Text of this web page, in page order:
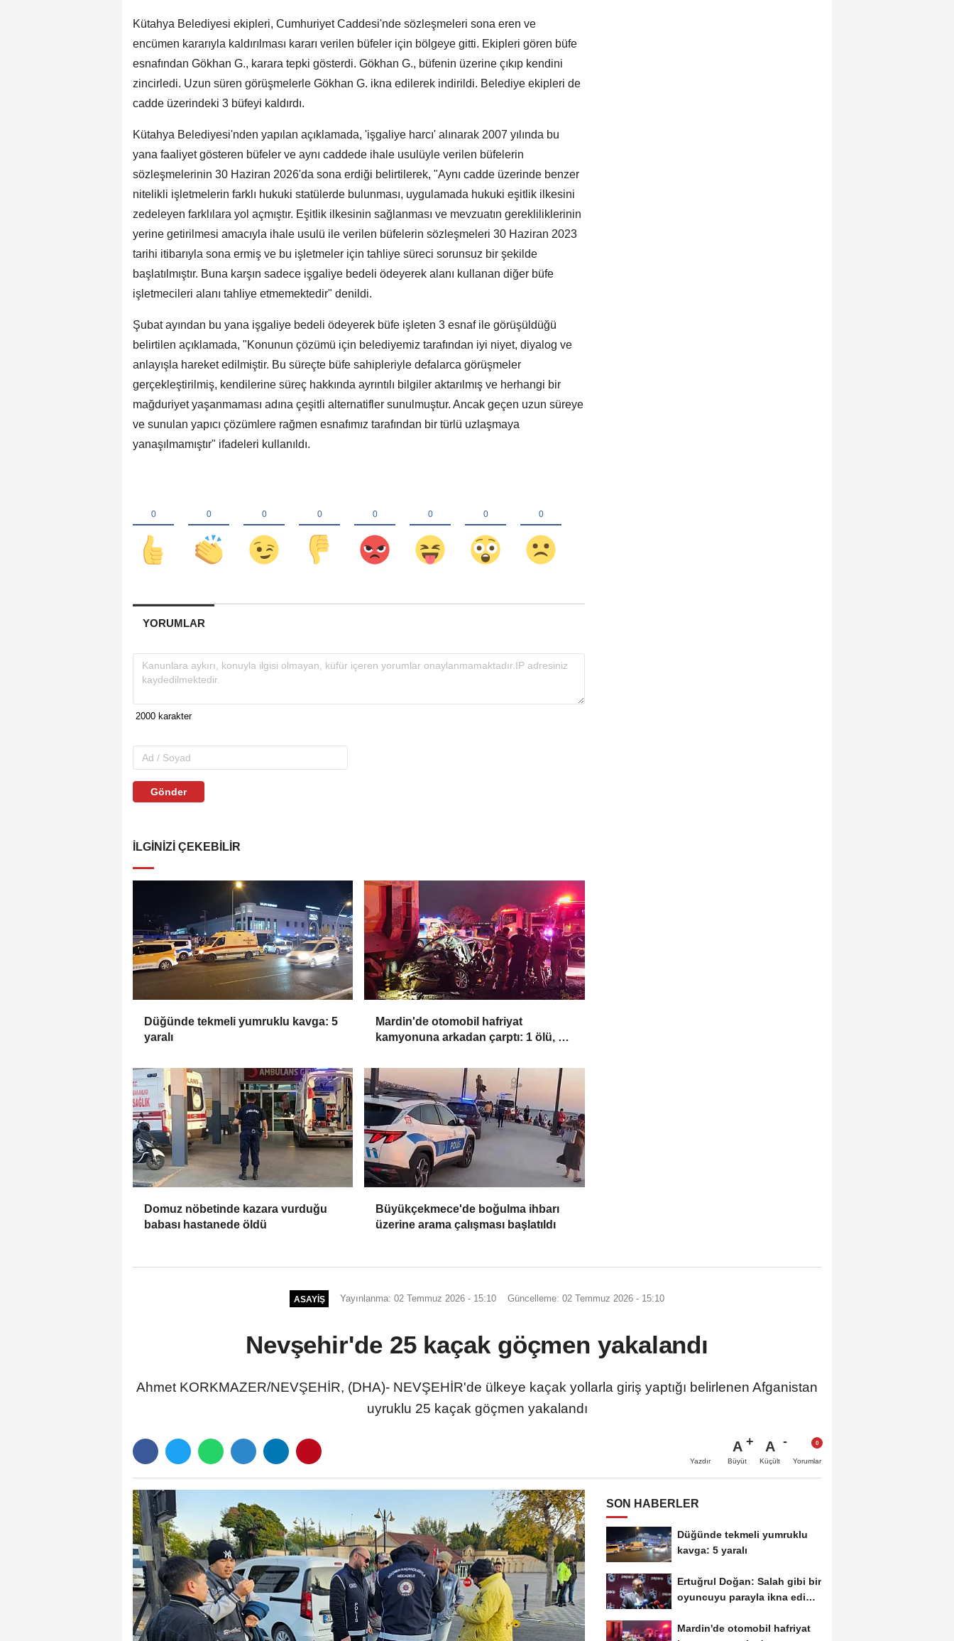
Kütahya Belediyesi ekipleri, Cumhuriyet Caddesi'nde sözleşmeleri sona eren ve
encümen kararıyla kaldırılması kararı verilen büfeler için bölgeye gitti. Ekipleri gören büfe
esnafından Gökhan G., karara tepki gösterdi. Gökhan G., büfenin üzerine çıkıp kendini
zincirledi. Uzun süren görüşmelerle Gökhan G. ikna edilerek indirildi. Belediye ekipleri de
cadde üzerindeki 3 büfeyi kaldırdı.
Kütahya Belediyesi'nden yapılan açıklamada, 'işgaliye harcı' alınarak 2007 yılında bu
yana faaliyet gösteren büfeler ve aynı caddede ihale usulüyle verilen büfelerin
sözleşmelerinin 30 Haziran 2026'da sona erdiği belirtilerek, "Aynı cadde üzerinde benzer
nitelikli işletmelerin farklı hukuki statülerde bulunması, uygulamada hukuki eşitlik ilkesini
zedeleyen farklılara yol açmıştır. Eşitlik ilkesinin sağlanması ve mevzuatın gerekliliklerinin
yerine getirilmesi amacıyla ihale usulü ile verilen büfelerin sözleşmeleri 30 Haziran 2023
tarihi itibarıyla sona ermiş ve bu işletmeler için tahliye süreci sorunsuz bir şekilde
başlatılmıştır. Buna karşın sadece işgaliye bedeli ödeyerek alanı kullanan diğer büfe
işletmecileri alanı tahliye etmemektedir" denildi.
Şubat ayından bu yana işgaliye bedeli ödeyerek büfe işleten 3 esnaf ile görüşüldüğü
belirtilen açıklamada, "Konunun çözümü için belediyemiz tarafından iyi niyet, diyalog ve
anlayışla hareket edilmiştir. Bu süreçte büfe sahipleriyle defalarca görüşmeler
gerçekleştirilmiş, kendilerine süreç hakkında ayrıntılı bilgiler aktarılmış ve herhangi bir
mağduriyet yaşanmaması adına çeşitli alternatifler sunulmuştur. Ancak geçen uzun süreye
ve sunulan yapıcı çözümlere rağmen esnafımız tarafından bir türlü uzlaşmaya
yanaşılmamıştır" ifadeleri kullanıldı.
YORUMLAR
Gönder
İLGINIZI ÇEKEBILIR
Düğünde tekmeli yumruklu kavga: 5
yaralı
Mardin'de otomobil hafriyat
kamyonuna arkadan çarptı: 1 ölü, 2
Domuz nöbetinde kazara vurduğu
babası hastanede öldü
Büyükçekmece'de boğulma ihbarı
üzerine arama çalışması başlatıldı
ASAYIŞ Yayınlanma: 02 Temmuz 2026 - 15:10 Güncelleme: 02 Temmuz 2026 - 15:10
Nevşehir'de 25 kaçak göçmen yakalandı
Ahmet KORKMAZER/NEVŞEHİR, (DHA)- NEVŞEHİR'de ülkeye kaçak yollarla giriş yaptığı belirlenen Afganistan
uyruklu 25 kaçak göçmen yakalandı
Yazdır
A
Büyüt
A
Küçült Yorumlar
SON HABERLER
Düğünde tekmeli yumruklu
kavga: 5 yaralı
Ertuğrul Doğan: Salah gibi bir
oyuncuyu parayla ikna edip
Mardin'de otomobil hafriyat